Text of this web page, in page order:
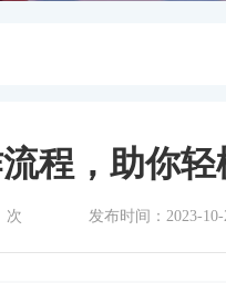
程，助你
次 发布时间：2023-10-